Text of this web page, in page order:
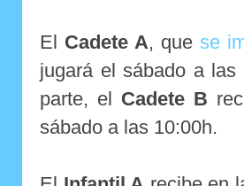
El Cadete A, que se
jugará el sábado a
parte, el
Cadete B
sábado a las 10:00h.